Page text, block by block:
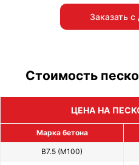
Заказать с
Стоимость
ЦЕНА НА
Марка бетона
В7.5 (М100)